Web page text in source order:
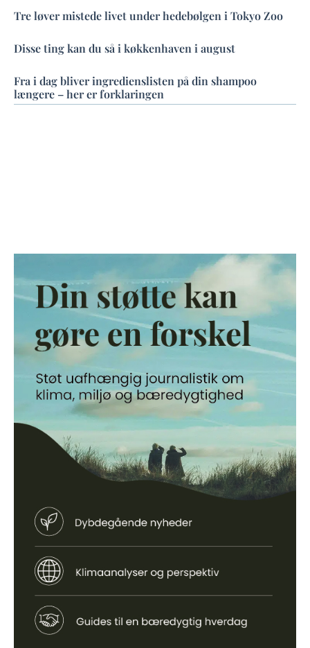
Tre løver mistede livet under hedebølgen i Tokyo Zoo
Disse ting kan du så i køkkenhaven i august
Fra i dag bliver ingredienslisten på din shampoo
længere – her er forklaringen